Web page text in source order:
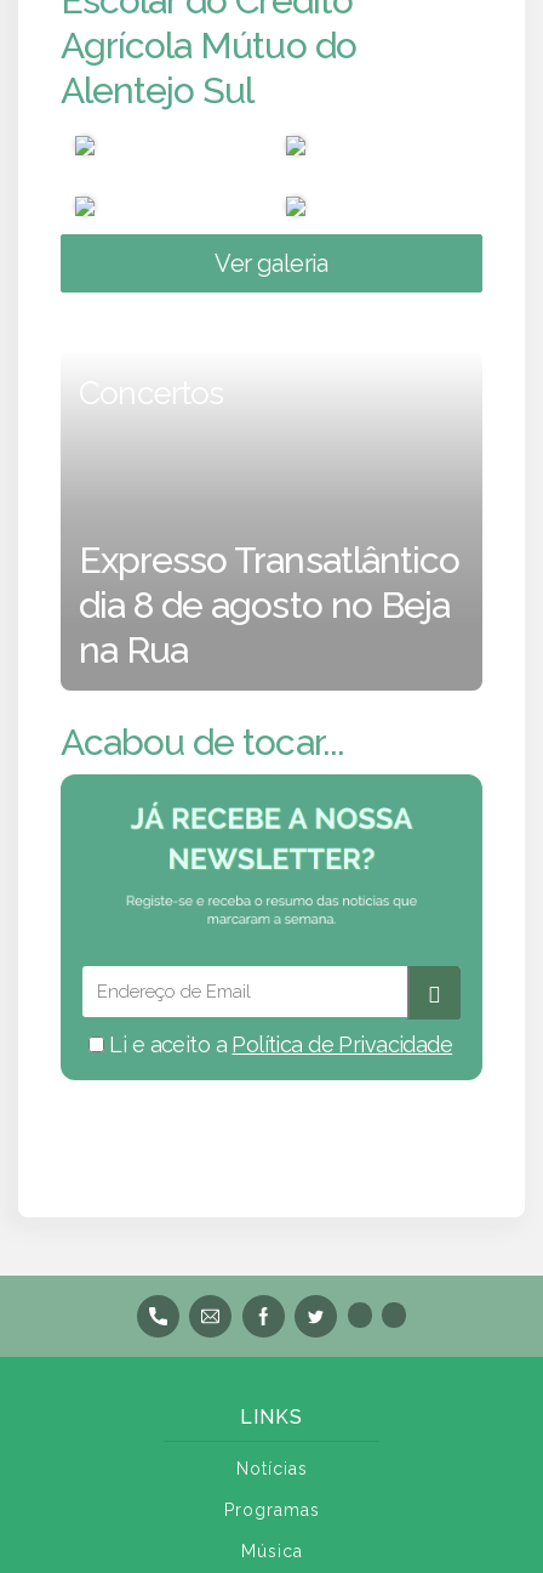
Agrícola Mútuo do
Alentejo Sul
Ver galeria
Concertos
Expresso Transatlântico
dia 8 de agosto no Beja
na Rua
Acabou de tocar...
Li e aceito a Política de Privacidade
LINKS
Notícias
Programas
Música